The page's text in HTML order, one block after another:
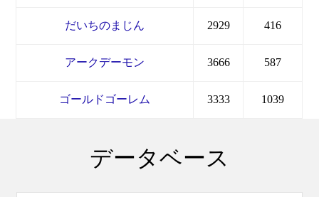
だいちのまじん 2929 416
アークデーモン 3666 587
ゴールドゴーレム 3333 1039
データベース